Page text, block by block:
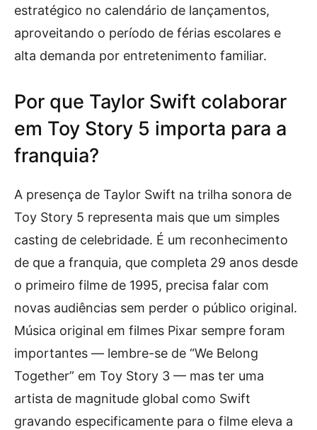
estratégico no calendário de lançamentos,
aproveitando o período de férias escolares e
alta demanda por entretenimento familiar.
Por que Taylor Swift colaborar
em Toy Story 5 importa para a
franquia?
A presença de Taylor Swift na trilha sonora de
Toy Story 5 representa mais que um simples
casting de celebridade. É um reconhecimento
de que a franquia, que completa 29 anos desde
o primeiro filme de 1995, precisa falar com
novas audiências sem perder o público original.
Música original em filmes Pixar sempre foram
importantes — lembre-se de “We Belong
Together” em Toy Story 3 — mas ter uma
artista de magnitude global como Swift
gravando especificamente para o filme eleva a